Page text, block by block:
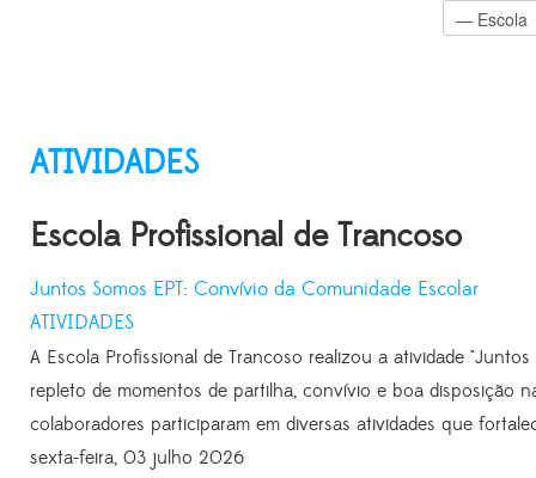
ATIVIDADES
Escola Profissional de Trancoso
Juntos Somos EPT: Convívio da Comunidade Escolar
ATIVIDADES
A Escola Profissional de Trancoso realizou a atividade
repleto de momentos de partilha, convívio e boa disposição
colaboradores participaram em diversas atividades que
sexta-feira, 03 julho 2026